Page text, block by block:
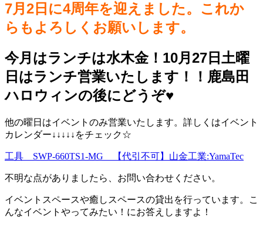
7月2日に4周年を迎えました。これか
らもよろしくお願いします。
今月はランチは水木金！10月27日土曜
日はランチ営業いたします！！鹿島田
ハロウィンの後にどうぞ♥️
他の曜日はイベントのみ営業いたします。詳しくはイベント
カレンダー↓↓↓↓↓をチェック☆
工具 SWP-660TS1-MG 【代引不可】山金工業:YamaTec
不明な点がありましたら、お問い合わせください。
イベントスペースや癒しスペースの貸出を行っています。こ
んなイベントやってみたい！にお答えしますよ！